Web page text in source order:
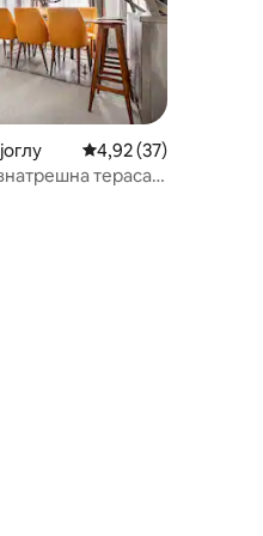
Просечна оцена:
4,92 (37)
тераса,